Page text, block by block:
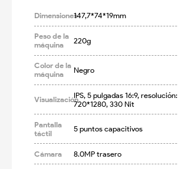
Dimensiones147,7*74*19mm
Peso de la
máquina
220g
Color de la
máquina
Negro
VisualizaciónIPS, 5 pulgadas 16:9, resolución:
720*1280, 330 Nit
Pantalla
táctil
5 puntos capacitivos
Cámara 8.0MP trasero